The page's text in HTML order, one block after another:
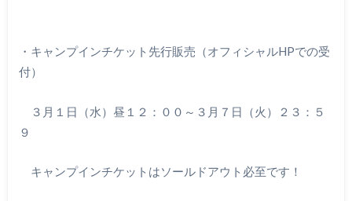
・キャンプインチケット先行販売（オフィシャルHPでの受
付）
３月１日（水）昼１２：００～３月７日（火）２３：５
９
キャンプインチケットはソールドアウト必至です！